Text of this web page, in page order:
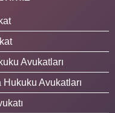
Avukatları
Avukatları